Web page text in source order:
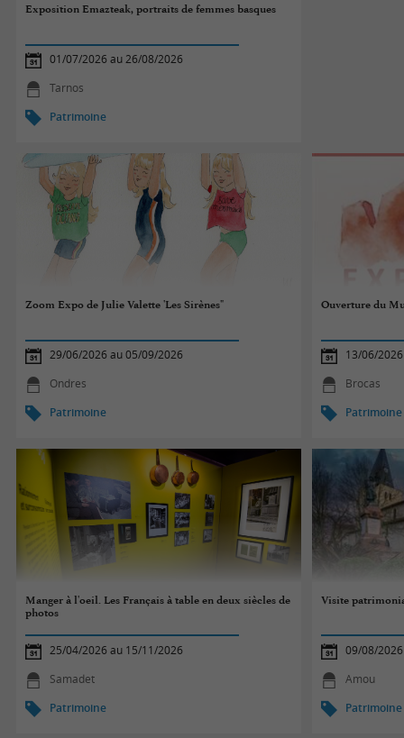
Exposition Emazteak, portraits de femmes basques
01/07/2026 au 26/08/2026
Tarnos
Patrimoine
Zoom Expo de Julie Valette 'Les Sirènes"
29/06/2026 au 05/09/2026
Ondres
Patrimoine
Ouverture du
13/06/
Brocas
Patrimoine
Manger à l'oeil. Les Français à table en deux siècles de
photos
25/04/2026 au 15/11/2026
Samadet
Patrimoine
Visite
09/08/2026
Amou
Patrimoine